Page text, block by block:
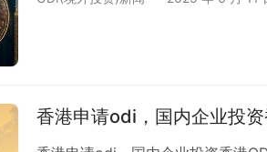
香港申请odi，国内企业投